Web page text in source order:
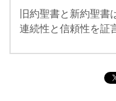
旧約聖書と新約聖
連続性と信頼性を証